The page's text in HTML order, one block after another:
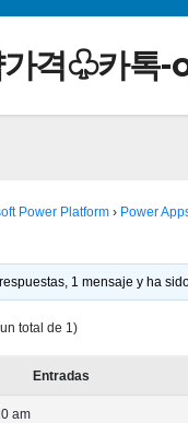
가격♧카톡
Power Platform › Power
1 mensaje y ha
total de 1)
Entradas
am